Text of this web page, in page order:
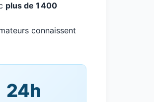
plus de 1 400
connaissent
24h